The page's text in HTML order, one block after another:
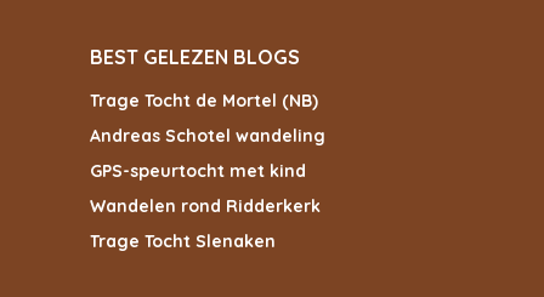
BEST GELEZEN BLOGS
Trage Tocht de Mortel (NB)
Andreas Schotel wandeling
GPS-speurtocht met kind
Wandelen rond Ridderkerk
Trage Tocht Slenaken